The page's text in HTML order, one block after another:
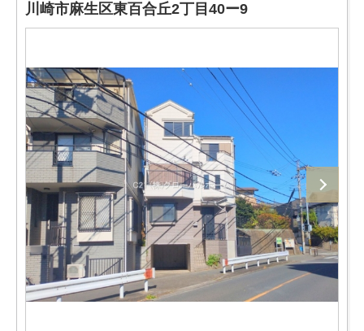
川崎市麻生区東百合丘2丁目40ー9